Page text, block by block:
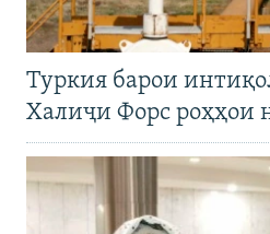
Туркия барои
Халиҷи Форс роҳҳои